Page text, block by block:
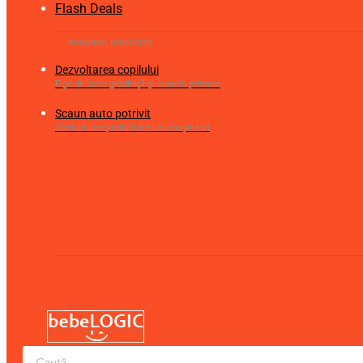
Flash Deals
Dezvoltarea copilului
Fișe de lucru gradiniță și clasele primare
Scaun auto potrivit
Verifică compatibilitatea cu mașina ta
Products